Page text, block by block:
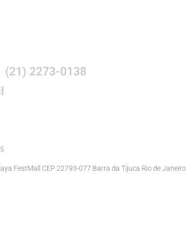
(21) 2273-0138
FestMall CEP 22793-077 Barra da Tijuca Rio de Janeiro